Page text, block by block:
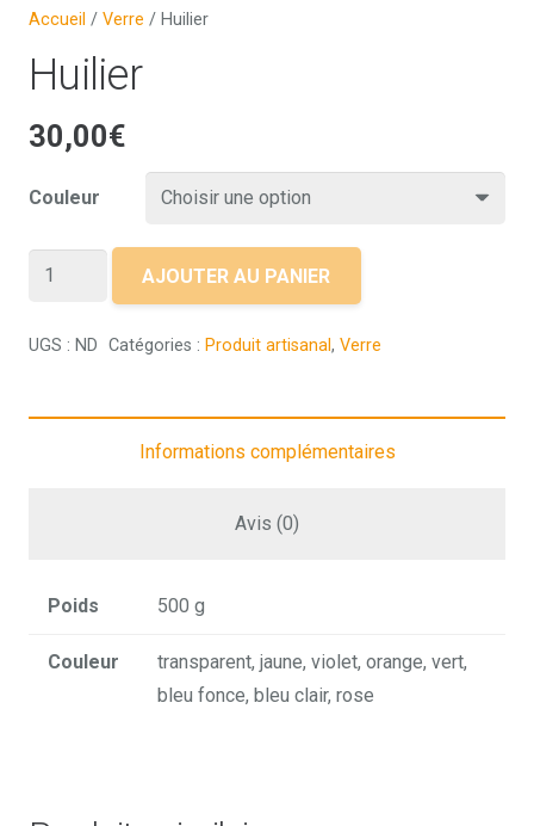
Accueil / Verre / Huilier
Huilier
30,00€
Couleur
quantité
AJOUTER AU PANIER
UGS : ND Catégories : Produit artisanal, Verre
Informations complémentaires
Avis (0)
Poids 500 g
Couleur
transparent, jaune, violet, orange, vert,
bleu fonce, bleu clair, rose